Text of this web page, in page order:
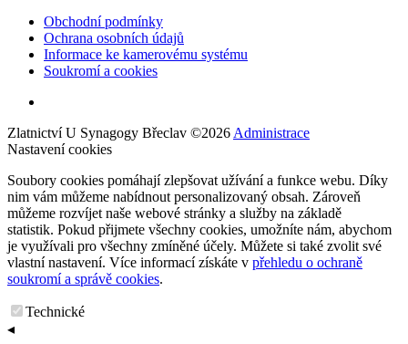
Obchodní podmínky
Ochrana osobních údajů
Informace ke kamerovému systému
Soukromí a cookies
Zlatnictví U Synagogy Břeclav ©2026Administrace
Nastavení cookies
Soubory cookies pomáhají zlepšovat užívání a funkce webu. Díky
nim vám můžeme nabídnout personalizovaný obsah. Zároveň
můžeme rozvíjet naše webové stránky a služby na základě
statistik. Pokud přijmete všechny cookies, umožníte nám, abychom
je využívali pro všechny zmíněné účely. Můžete si také zvolit své
vlastní nastavení. Více informací získáte v přehledu o ochraně
soukromí a správě cookies.
Technické
◂